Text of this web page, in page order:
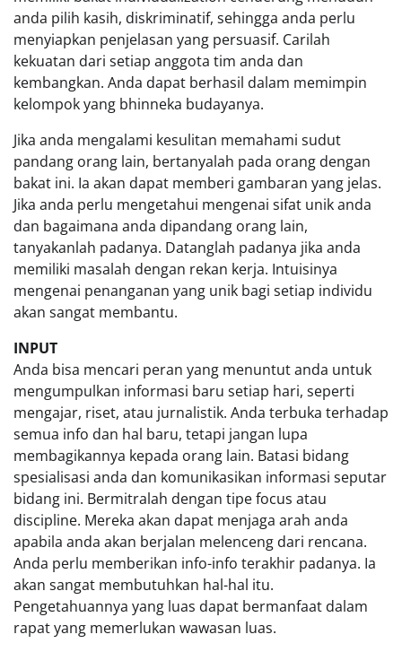
anda pilih kasih, diskriminatif, sehingga anda perlu
menyiapkan penjelasan yang persuasif. Carilah
kekuatan dari setiap anggota tim anda dan
kembangkan. Anda dapat berhasil dalam memimpin
kelompok yang bhinneka budayanya.
Jika anda mengalami kesulitan memahami sudut
pandang orang lain, bertanyalah pada orang dengan
bakat ini. Ia akan dapat memberi gambaran yang jelas.
Jika anda perlu mengetahui mengenai sifat unik anda
dan bagaimana anda dipandang orang lain,
tanyakanlah padanya. Datanglah padanya jika anda
memiliki masalah dengan rekan kerja. Intuisinya
mengenai penanganan yang unik bagi setiap individu
akan sangat membantu.
INPUT
Anda bisa mencari peran yang menuntut anda untuk
mengumpulkan informasi baru setiap hari, seperti
mengajar, riset, atau jurnalistik. Anda terbuka terhadap
semua info dan hal baru, tetapi jangan lupa
membagikannya kepada orang lain. Batasi bidang
spesialisasi anda dan komunikasikan informasi seputar
bidang ini. Bermitralah dengan tipe focus atau
discipline. Mereka akan dapat menjaga arah anda
apabila anda akan berjalan melenceng dari rencana.
Anda perlu memberikan info-info terakhir padanya. Ia
akan sangat membutuhkan hal-hal itu.
Pengetahuannya yang luas dapat bermanfaat dalam
rapat yang memerlukan wawasan luas.